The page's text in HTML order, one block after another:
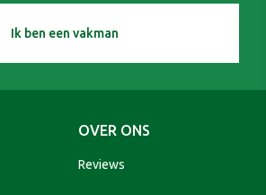
Ik ben een vakman
OVER ONS
Reviews